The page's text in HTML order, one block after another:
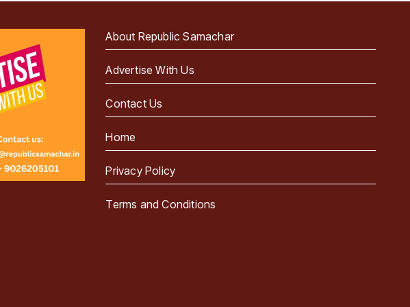
About Republic Samachar
Advertise With Us
Contact Us
Home
Privacy Policy
Terms and Conditions